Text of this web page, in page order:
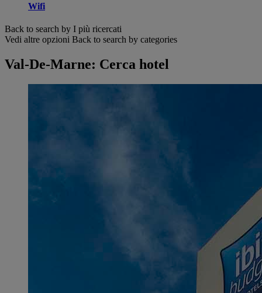
Wifi
Back to search by I più ricercati
Vedi altre opzioni Back to search by categories
Val-De-Marne: Cerca hotel